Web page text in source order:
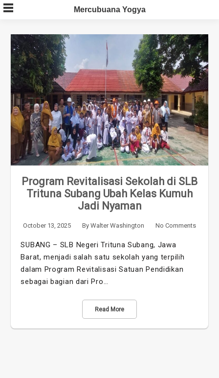
Skip
to
Mercubuana Yogya
Program Revitalisasi Sekolah di SLB
Trituna Subang Ubah Kelas Kumuh
Jadi Nyaman
October 13, 2025 By Walter Washington No Comments
SUBANG – SLB Negeri Trituna Subang, Jawa
Barat, menjadi salah satu sekolah yang terpilih
dalam Program Revitalisasi Satuan Pendidikan
sebagai bagian dari Pro…
Read More